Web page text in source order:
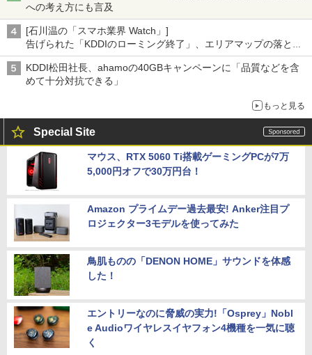
への考え方にも言及
[石川温の「スマホ業界 Watch」]
告げられた「KDDIのローミング終了」、エリアマップの落とし
穴と楽天モバイルの課題
KDDI松田社長、ahamoの40GBキャンペーンに「品質などを含
めて十分対抗できる」
もっと見る
Special Site
マウス、RTX 5060 Ti搭載ゲーミングPCが7万
5,000円オフで30万円台！
Amazon プライムデー過去最安! Anker注目プ
ロジェクター3モデルを使ってみた
鳥肌ものの「DENON HOME」サウンドを体感
した！
エントリーなのに脅威の実力!「Osprey」Nobl
e Audioワイヤレスイヤフォン4機種を一気に聴
く